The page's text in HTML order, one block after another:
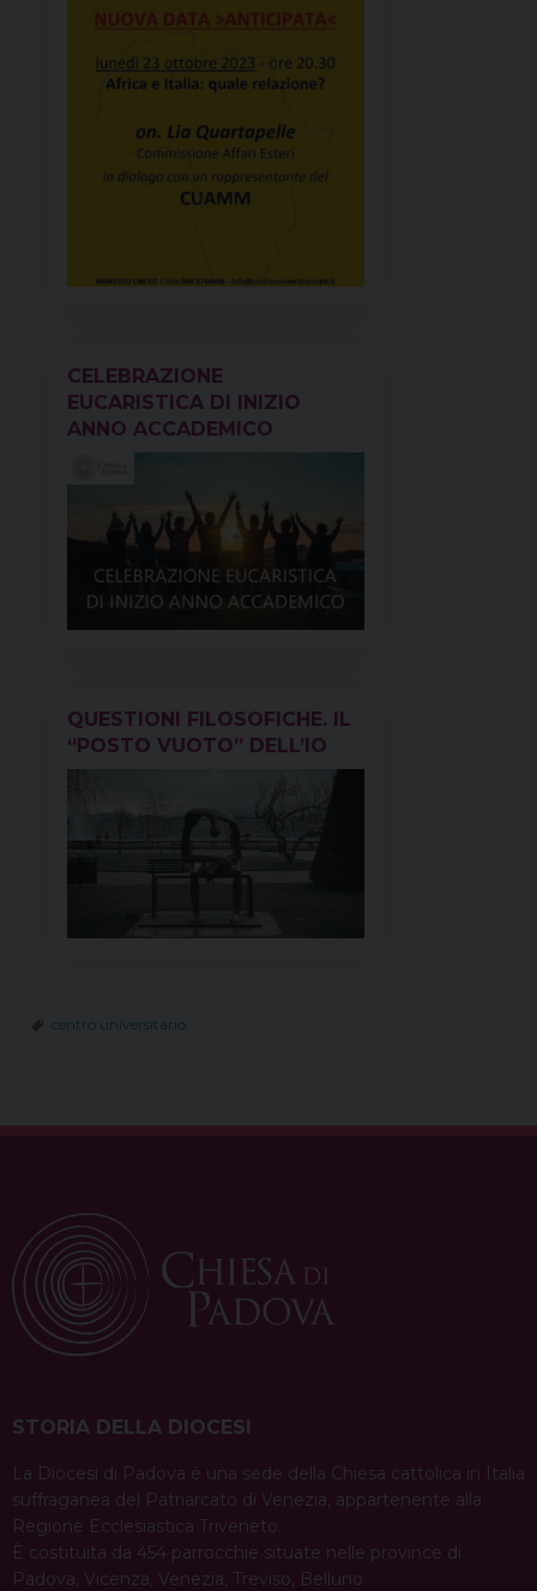
CELEBRAZIONE
EUCARISTICA DI INIZIO
ANNO ACCADEMICO
QUESTIONI FILOSOFICHE. IL
“POSTO VUOTO” DELL’IO
centro universitario
STORIA DELLA DIOCESI
La Diocesi di Padova è una sede della Chiesa cattolica in Italia
suffraganea del Patriarcato di Venezia, appartenente alla
Regione Ecclesiastica Triveneto.
È costituita da 454 parrocchie situate nelle province di
Padova, Vicenza, Venezia, Treviso, Belluno.